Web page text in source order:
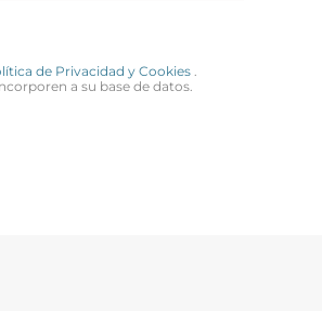
de Privacidad y Cookies
a su base de datos.